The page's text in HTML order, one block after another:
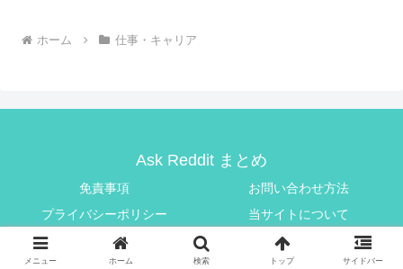
ホーム 仕事・キャリア
Ask Reddit まとめ
免責事項
お問い合わせ方法
プライバシーポリシー
当サイトについて
© 2025 Ask Reddit まとめ.
メニュー ホーム 検索 トップ サイドバー